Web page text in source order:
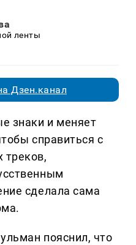
ленты
Дзен.канал
знаки и меняет
справиться с
треков,
сделала сама
пояснил, что